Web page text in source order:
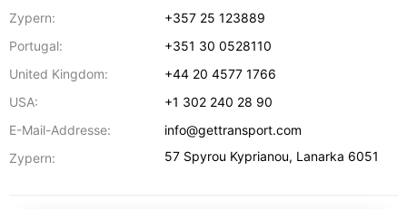
Zypern:
+357 25 123889
Portugal:
+351 30 0528110
United Kingdom:
+44 20 4577 1766
USA:
+1 302 240 28 90
E-Mail-Addresse:
info@gettransport.com
Zypern:
57 Spyrou Kyprianou, Lanarka 6051